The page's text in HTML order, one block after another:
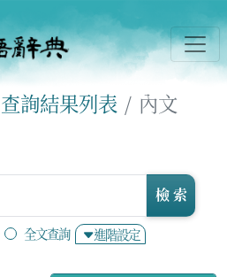
查詢結果列表 內文
全文查詢 進階設定
檢 索